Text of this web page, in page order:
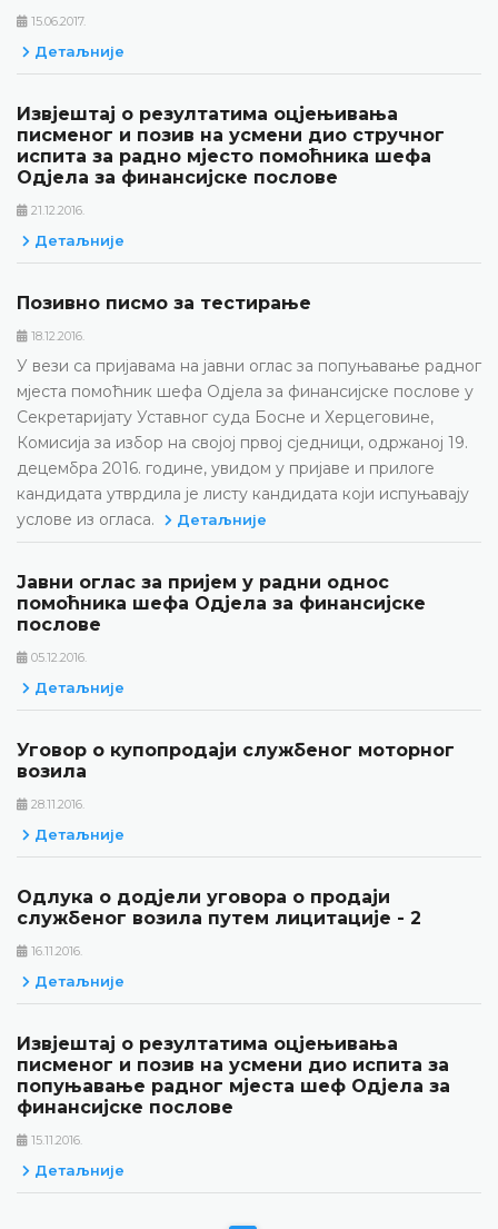
15.06.2017.
Детаљније
Извјештај о резултатима оцјењивања
писменог и позив на усмени дио стручног
испита за радно мјесто помоћника шефа
Одјела за финансијске послове
21.12.2016.
Детаљније
Позивно писмо за тестирање
18.12.2016.
У вези са пријавама на јавни оглас за попуњавање радног
мјеста помоћник шефа Одјела за финансијске послове у
Секретаријату Уставног суда Босне и Херцеговине,
Комисија за избор на својој првој сједници, одржаној 19.
децембра 2016. године, увидом у пријаве и прилоге
кандидата утврдила је листу кандидата који испуњавају
услове из огласа.
Детаљније
Јавни оглас за пријем у радни однос
помоћника шефа Одјела за финансијске
послове
05.12.2016.
Детаљније
Уговор о купопродаји службеног моторног
возила
28.11.2016.
Детаљније
Одлука о додјели уговора о продаји
службеног возила путем лицитације - 2
16.11.2016.
Детаљније
Извјештај о резултатима оцјењивања
писменог и позив на усмени дио испита за
попуњавање радног мјеста шеф Одјела за
финансијске послове
15.11.2016.
Детаљније